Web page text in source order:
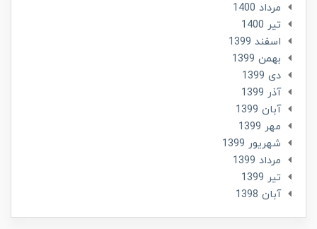
مرداد 1400
تير 1400
اسفند 1399
بهمن 1399
دی 1399
آذر 1399
آبان 1399
مهر 1399
شهریور 1399
مرداد 1399
تير 1399
آبان 1398